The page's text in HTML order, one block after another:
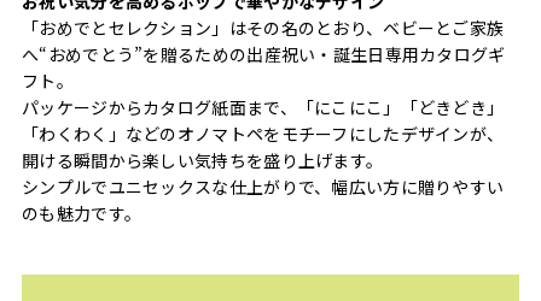
「おめでとセレクション」はその名のとおり、ベビーとご家族
へ“おめでとう”を贈るための出産祝い・誕生日専用カタログギ
フト。
パッケージからカタログ紙面まで、「にこにこ」「どきどき」
「わくわく」などのオノマトペをモチーフにしたデザインが、
開ける瞬間から楽しい気持ちを盛り上げます。
シンプルでユニセックスな仕上がりで、幅広い方に贈りやすい
のも魅力です。